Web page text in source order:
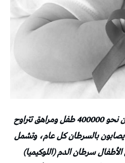
تفيد المنظمة العالمية للصحة بأن نحو 400000 طفل ومراهق تتراوح
بين ‏0 سنة و19 سنة يصابون بالسرطان كل عام، وتشمل
سرطان الدم (اللوكيميا)